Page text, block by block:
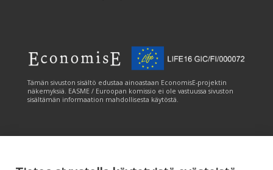
Tämän sivuston sisältö edustaa ainoastaan EconomisE-projektin
näkemyksiä. EASME / Euroopan komissio ei ole vastuussa sivuston
sisältämän informaation mahdollisesta käytöstä.